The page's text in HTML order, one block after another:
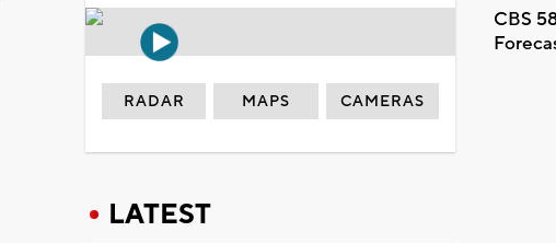
CBS
RADAR MAPS CAMERAS
LATEST